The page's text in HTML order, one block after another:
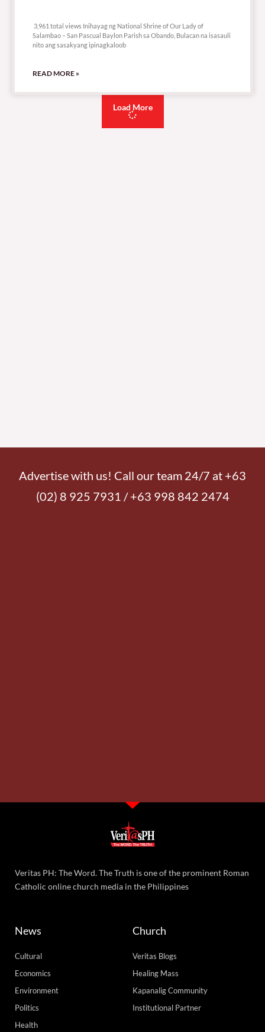
3,961 total views Inihayag ng National Shrine of Our Lady of
Salambao – San Pascual Baylon Parish sa Obando, Bulacan na isasauli
nito ang sasakyang ipinagkaloob
READ MORE »
Load More
Advertise with us! Call our team 24/7 at +63
(02) 8 925 7931 / +63 998 842 2474
Veritas PH: The Word. The Truth is one of the prominent Roman
Catholic online church media in the Philippines
News
Cultural
Economics
Environment
Politics
Health
Church
Veritas Blogs
Healing Mass
Kapanalig Community
Institutional Partner